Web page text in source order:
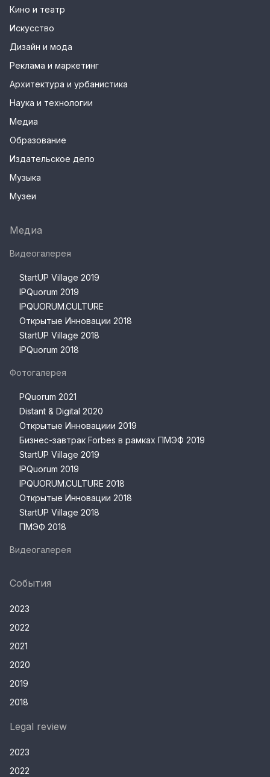
Кино и театр
Искусство
Дизайн и мода
Реклама и маркетинг
Архитектура и урбанистика
Наука и технологии
Медиа
Образование
Издательское дело
Музыка
Музеи
Медиа
Видеогалерея
StartUP Village 2019
IPQuorum 2019
IPQUORUM.CULTURE
Открытые Инновации 2018
StartUP Village 2018
IPQuorum 2018
Фотогалерея
PQuorum 2021
Distant & Digital 2020
Открытые Инновациии 2019
Бизнес-завтрак Forbes в рамках ПМЭФ 2019
StartUP Village 2019
IPQuorum 2019
IPQUORUM.CULTURE 2018
Открытые Инновации 2018
StartUP Village 2018
ПМЭФ 2018
Видеогалерея
События
2023
2022
2021
2020
2019
2018
Legal review
2023
2022